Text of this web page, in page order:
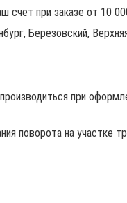
счет при заказе от 10
Березовский,
при
поворота на участке